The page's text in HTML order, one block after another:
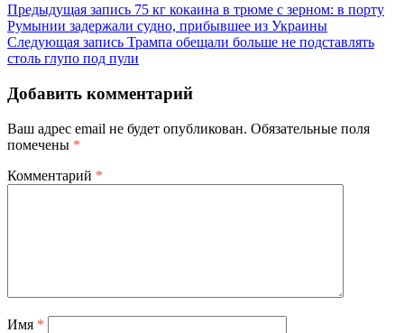
Предыдущая запись 75 кг кокаина в трюме с зерном: в порту
Румынии задержали судно, прибывшее из Украины
Следующая запись Трампа обещали больше не подставлять
столь глупо под пули
Добавить комментарий
Ваш адрес email не будет опубликован. Обязательные поля
помечены *
Комментарий *
Имя *